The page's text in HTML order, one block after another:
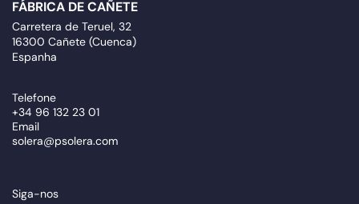
FÁBRICA DE CAÑETE
Carretera de Teruel, 32
16300 Cañete (Cuenca)
Espanha
Telefone
+34 96 132 23 01
Email
solera@psolera.com
Siga-nos